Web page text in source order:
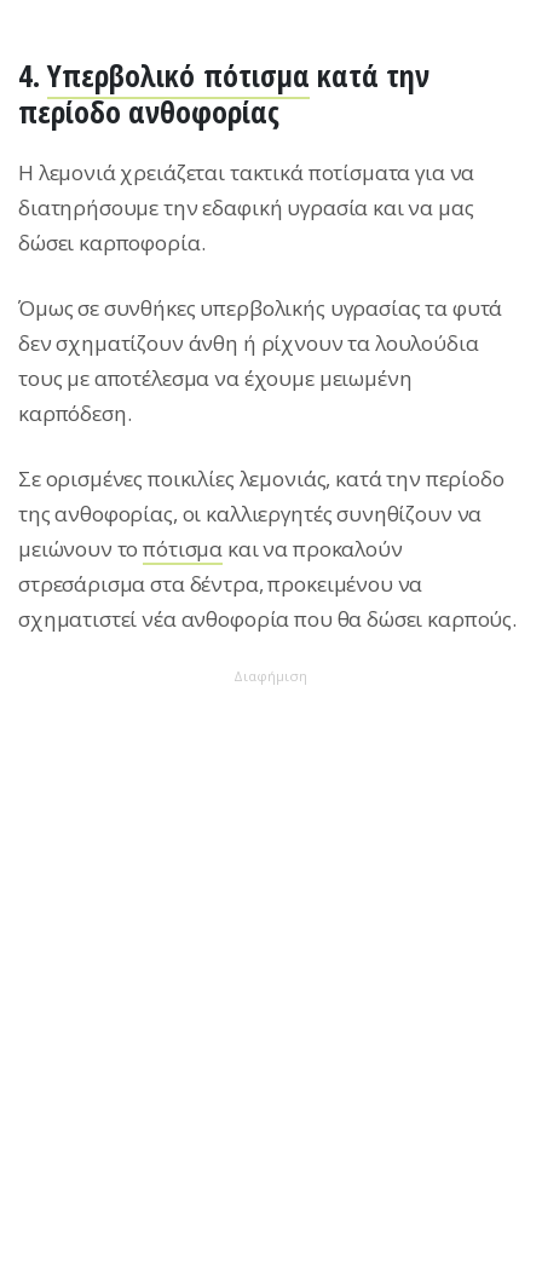
4.Υπερβολικό πότισμα κατά την
περίοδο ανθοφορίας
Η λεμονιά χρειάζεται τακτικά ποτίσματα για να
διατηρήσουμε την εδαφική υγρασία και να μας
δώσει καρποφορία.
Όμως σε συνθήκες υπερβολικής υγρασίας τα φυτά
δεν σχηματίζουν άνθη ή ρίχνουν τα λουλούδια
τους με αποτέλεσμα να έχουμε μειωμένη
καρπόδεση.
Σε ορισμένες ποικιλίες λεμονιάς, κατά την περίοδο
της ανθοφορίας, οι καλλιεργητές συνηθίζουν να
μειώνουν τοπότισμα και να προκαλούν
στρεσάρισμα στα δέντρα, προκειμένου να
σχηματιστεί νέα ανθοφορία που θα δώσει καρπούς.
Διαφήμιση